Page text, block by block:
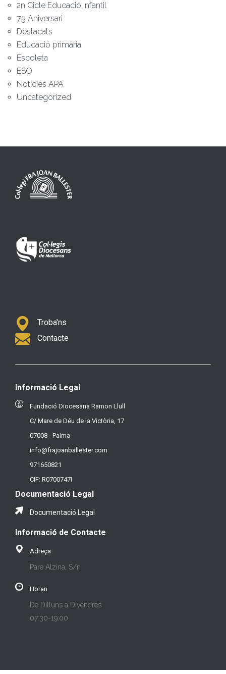
2n Cicle Educació Infantil
75 Aniversari
Destacats
Educació primària
Escoleta
ESO
Noticies APA
Uncategorized
Troba'ns
Contacte
Informació Legal
Fundació Diocesana Ramon Llull
C/ Mare de Déu de la Victòria, 17
07008 - Palma
info@frajoanballester.com
971650821
CIF: R0700747I
Documentació Legal
Documentació Legal
Informació de Contacte
Adreça
Pare Alzina, S/n
Horari
De Dilluns a Divendres
07:30-19:00